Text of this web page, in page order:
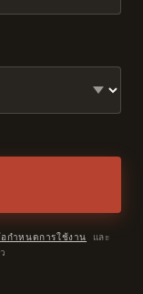
กำหนดการใช้งาน และ